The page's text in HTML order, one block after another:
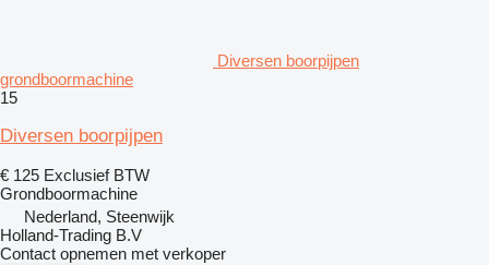
Diversen boorpijpen
grondboormachine
15
Diversen boorpijpen
€ 125 Exclusief BTW
Grondboormachine
Nederland, Steenwijk
Holland-Trading B.V
Contact opnemen met verkoper